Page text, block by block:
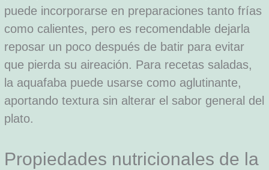
puede incorporarse en preparaciones tanto frías
como calientes, pero es recomendable dejarla
reposar un poco después de batir para evitar
que pierda su aireación. Para recetas saladas,
la aquafaba puede usarse como aglutinante,
aportando textura sin alterar el sabor general del
plato.
Propiedades nutricionales de la